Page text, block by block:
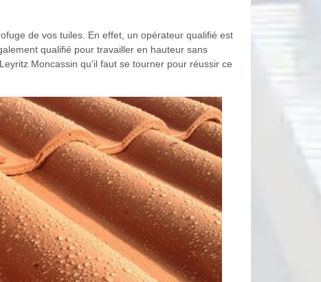
de vos tuiles. En effet, un opérateur qualifié est
qualifié pour travailler en hauteur sans
Moncassin qu’il faut se tourner pour réussir ce